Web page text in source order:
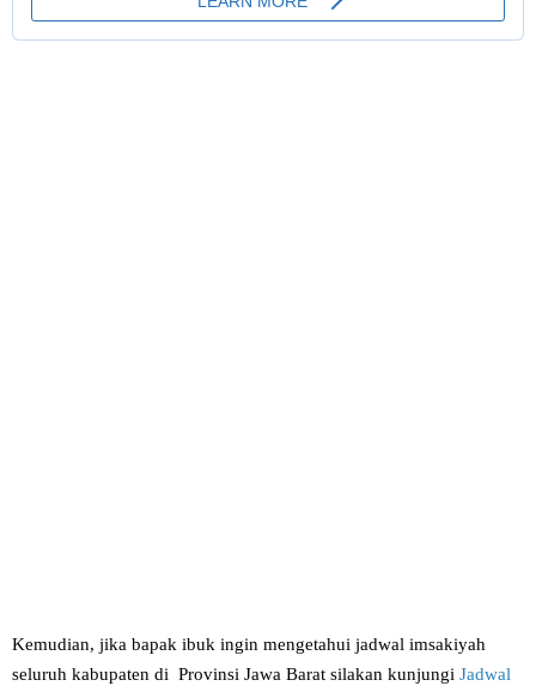
Kemudian, jika bapak ibuk ingin mengetahui jadwal imsakiyah
seluruh kabupaten di Provinsi Jawa Barat silakan kunjungi Jadwal